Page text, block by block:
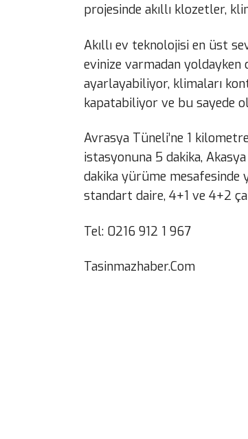
projesinde akıllı klozetler,
Akıllı ev teknolojisi en üst
evinize varmadan yoldayken
ayarlayabiliyor, klimaları
kapatabiliyor ve bu sayede
Avrasya Tüneli’ne 1
istasyonuna 5 dakika,
dakika yürüme mesafesinde
standart daire, 4+1 ve 4+2
Tel: 0216 912 1 967
Tasinmazhaber.Com